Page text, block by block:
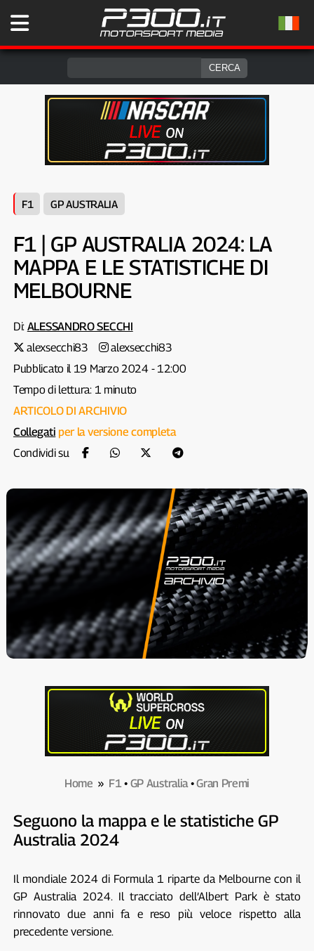
F1 GP AUSTRALIA
F1 | GP AUSTRALIA 2024: LA
MAPPA E LE STATISTICHE DI
MELBOURNE
Di: ALESSANDRO SECCHI
alexsecchi83
alexsecchi83
Pubblicato il 19 Marzo 2024 - 12:00
Tempo di lettura: 1 minuto
ARTICOLO DI ARCHIVIO
Collegati per la versione completa
Condividi su
Home » F1• GP Australia•Gran Premi
Seguono la mappa e le statistiche GP
Australia 2024
Il mondiale 2024 di Formula 1 riparte da Melbourne con il
GP Australia 2024. Il tracciato dell’Albert Park è stato
rinnovato due anni fa e reso più veloce rispetto alla
precedente versione.